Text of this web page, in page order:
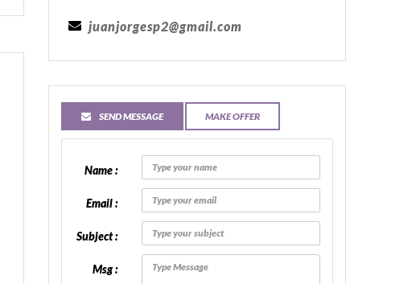
juanjorgesp2@gmail.com
SEND MESSAGE MAKE OFFER
Name :
Email :
Subject :
Msg :